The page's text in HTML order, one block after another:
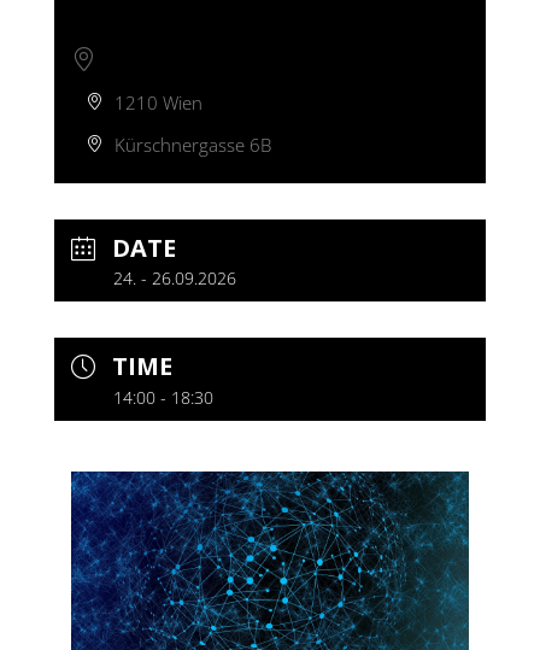
1210 Wien
Kürschnergasse 6B
DATE
24. - 26.09.2026
TIME
14:00 - 18:30